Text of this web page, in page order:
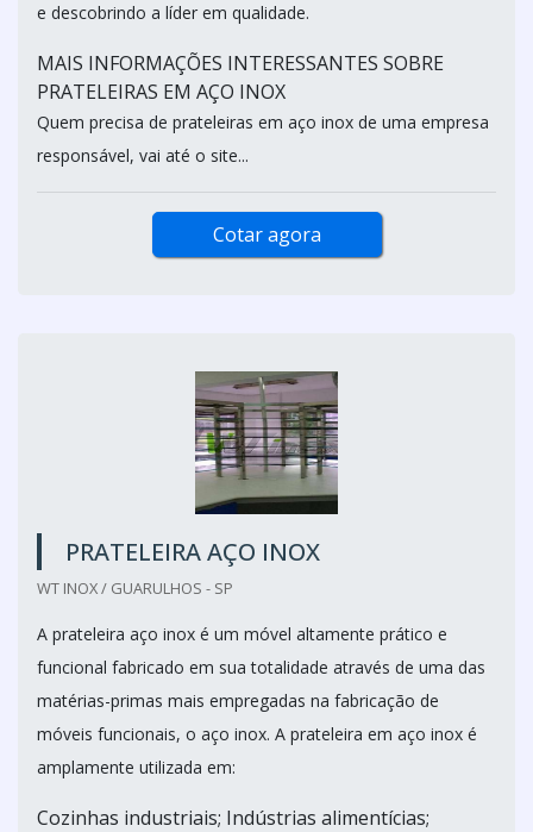
e descobrindo a líder em qualidade.
MAIS INFORMAÇÕES INTERESSANTES SOBRE
PRATELEIRAS EM AÇO INOX
Quem precisa de prateleiras em aço inox de uma empresa
responsável, vai até o site...
Cotar agora
PRATELEIRA AÇO INOX
WT INOX / GUARULHOS - SP
A prateleira aço inox é um móvel altamente prático e
funcional fabricado em sua totalidade através de uma das
matérias-primas mais empregadas na fabricação de
móveis funcionais, o aço inox. A prateleira em aço inox é
amplamente utilizada em:
Cozinhas industriais; Indústrias alimentícias;